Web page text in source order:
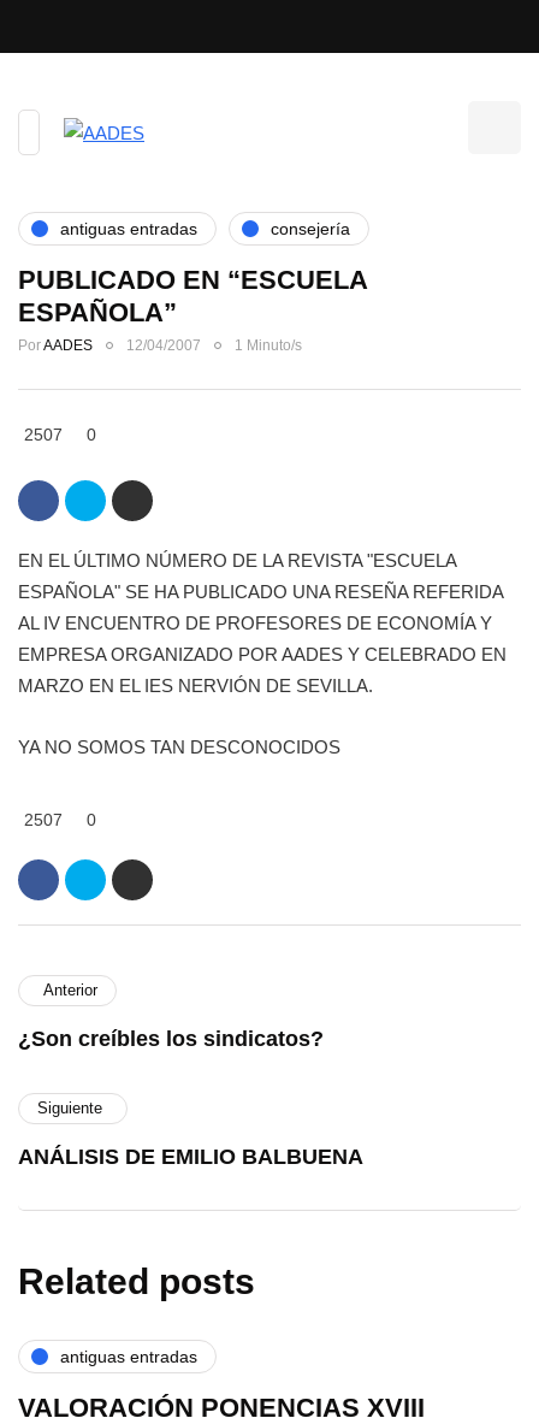
antiguas entradas consejería
PUBLICADO EN “ESCUELA
ESPAÑOLA”
PorAADES 12/04/2007 1 Minuto/s
2507 0
EN EL ÚLTIMO NÚMERO DE LA REVISTA "ESCUELA
ESPAÑOLA" SE HA PUBLICADO UNA RESEÑA REFERIDA
AL IV ENCUENTRO DE PROFESORES DE ECONOMÍA Y
EMPRESA ORGANIZADO POR AADES Y CELEBRADO EN
MARZO EN EL IES NERVIÓN DE SEVILLA.
YA NO SOMOS TAN DESCONOCIDOS
2507 0
Anterior
¿Son creíbles los sindicatos?
Siguiente
ANÁLISIS DE EMILIO BALBUENA
Related posts
antiguas entradas
VALORACIÓN PONENCIAS XVIII